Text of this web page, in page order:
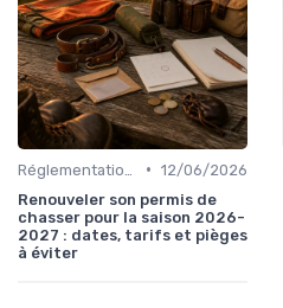
• 12/06/2026
Renouveler son permis de
chasser pour la saison 2026-
2027 : dates, tarifs et pièges
à éviter